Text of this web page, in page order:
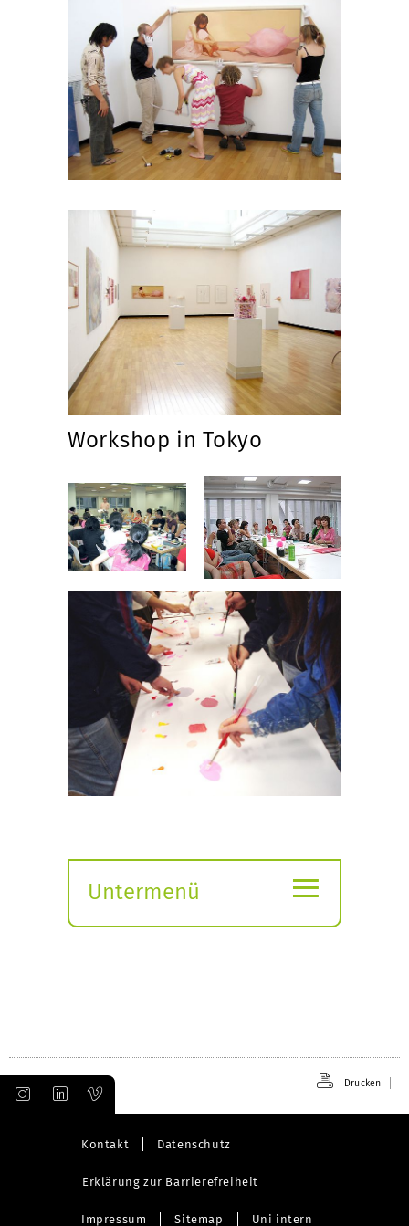
Workshop in Tokyo
Untermenü
≡
Drucken
Kontakt Datenschutz
Erklärung zur Barrierefreiheit
Impressum Sitemap Uni intern